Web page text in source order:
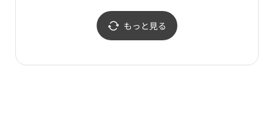
（강원평화지역 국가지
국가지질공원））
もっと見る